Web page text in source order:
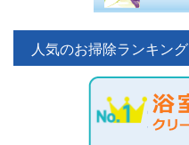
人気のお掃除ランキング